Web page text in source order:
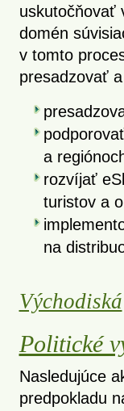
uskutočňovať
domén
v tomto
presadzovať
a
rozvíjať
turistov a
na
Východiská
Politické
Nasledujúce
predpokladu